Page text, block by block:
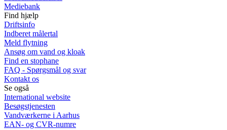
Mediebank
Find hjælp
Driftsinfo
Indberet målertal
Meld flytning
Ansøg om vand og kloak
Find en stophane
FAQ - Spørgsmål og svar
Kontakt os
Se også
International website
Besøgstjenesten
Vandværkerne i Aarhus
EAN- og CVR-numre